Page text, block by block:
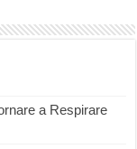
a Respirare